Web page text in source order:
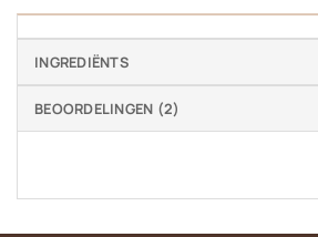
INGREDIËNTS
BEOORDELINGEN (2)